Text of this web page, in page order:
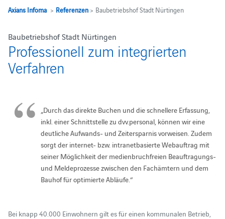
Axians Infoma> Referenzen> Baubetriebshof Stadt Nürtingen
Baubetriebshof Stadt Nürtingen
Professionell zum integrierten
Verfahren
„Durch das direkte Buchen und die schnellere Erfassung,
inkl. einer Schnittstelle zu dvv.personal, können wir eine
deutliche Aufwands- und Zeitersparnis vorweisen. Zudem
sorgt der internet- bzw. intranetbasierte Webauftrag mit
seiner Möglichkeit der medienbruchfreien Beauftragungs-
und Meldeprozesse zwischen den Fachämtern und dem
Bauhof für optimierte Abläufe.“
Bei knapp 40.000 Einwohnern gilt es für einen kommunalen Betrieb,